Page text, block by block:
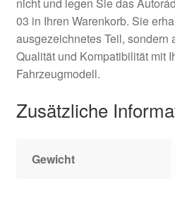
nicht und legen Sie das
03 in Ihren Warenkorb. Sie
ausgezeichnetes Teil, sondern
Qualität und Kompatibilität mit
Fahrzeugmodell.
Zusätzliche
Gewicht